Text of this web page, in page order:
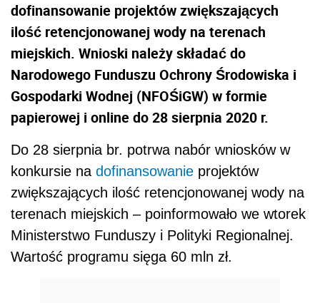
dofinansowanie projektów zwiększających
ilość retencjonowanej wody na terenach
miejskich. Wnioski należy składać do
Narodowego Funduszu Ochrony Środowiska i
Gospodarki Wodnej (NFOŚiGW) w formie
papierowej i online do 28 sierpnia 2020 r.
Do 28 sierpnia br. potrwa nabór wniosków w
konkursie na dofinansowanie projektów
zwiększających ilość retencjonowanej wody na
terenach miejskich – poinformowało we wtorek
Ministerstwo Funduszy i Polityki Regionalnej.
Wartość programu sięga 60 mln zł.